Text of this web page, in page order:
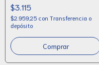
$3.115
$2.959,25 con Transferencia o
depósito